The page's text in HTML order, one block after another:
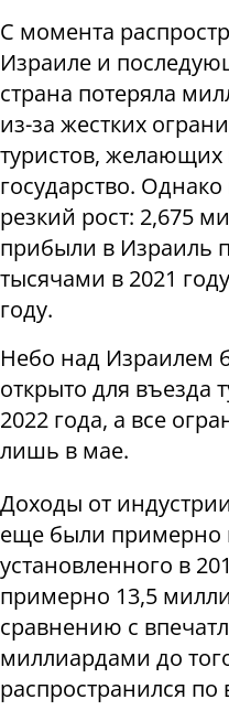
С момента
Израиле и
страна потеряла
из-за жестких
туристов, желающих
государство.
резкий рост: 2,675
прибыли в Израиль
тысячами в 2021
году.
Небо над Израилем
открыто для въезда
2022 года, а все
лишь в мае.
Доходы от
еще были примерно
установленного в
примерно 13,5
сравнению с
миллиардами до
распространился по